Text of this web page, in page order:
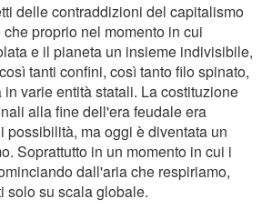
delle contraddizioni del capitalismo
proprio nel momento in cui
e il pianeta un insieme indivisibile,
tanti confini, così tanto filo spinato,
varie entità statali. La costituzione
alla fine dell'era feudale era
possibilità, ma oggi è diventata un
Soprattutto in un momento in cui i
dall'aria che respiriamo,
solo su scala globale.